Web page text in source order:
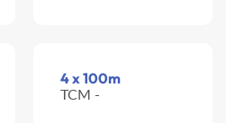
4 x 100m
TCM -